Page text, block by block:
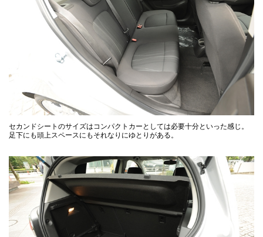
セカンドシートのサイズはコンパクトカーとしては必要十分といった感じ。
足下にも頭上スペースにもそれなりにゆとりがある。